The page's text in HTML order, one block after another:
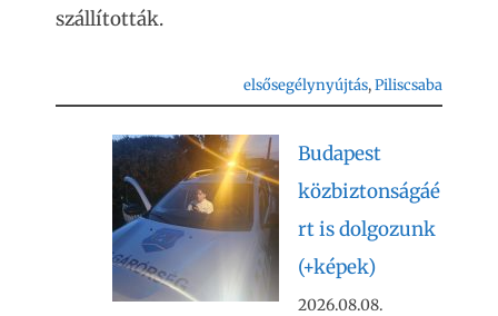
szállították.
elsősegélynyújtás, Piliscsaba
Budapest
közbiztonságáé
rt is dolgozunk
(+képek)
2026.08.08.